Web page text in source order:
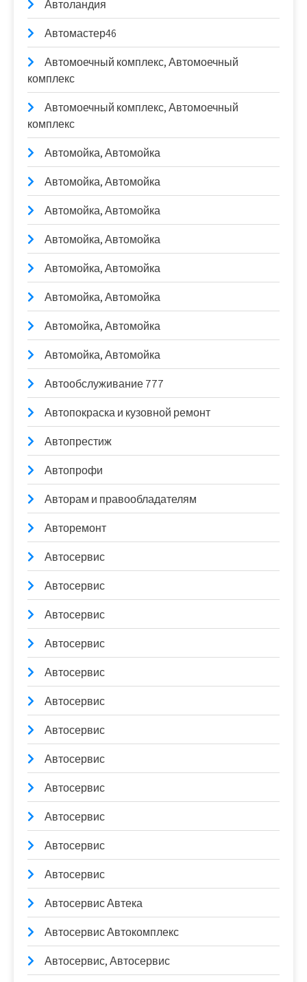
Автоландия
Автомастер46
Автомоечный комплекс, Автомоечный
комплекс
Автомоечный комплекс, Автомоечный
комплекс
Автомойка, Автомойка
Автомойка, Автомойка
Автомойка, Автомойка
Автомойка, Автомойка
Автомойка, Автомойка
Автомойка, Автомойка
Автомойка, Автомойка
Автомойка, Автомойка
Автообслуживание 777
Автопокраска и кузовной ремонт
Автопрестиж
Автопрофи
Авторам и правообладателям
Авторемонт
Автосервис
Автосервис
Автосервис
Автосервис
Автосервис
Автосервис
Автосервис
Автосервис
Автосервис
Автосервис
Автосервис
Автосервис
Автосервис Автека
Автосервис Автокомплекс
Автосервис, Автосервис